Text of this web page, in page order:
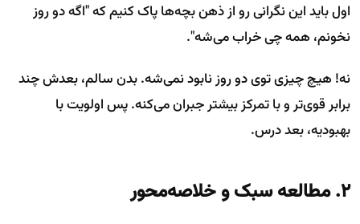
اول باید این نگرانی رو از ذهن بچه‌ها پاک کنیم که "اگه دو روز
نخونم، همه چی خراب می‌شه".
نه! هیچ چیزی توی دو روز نابود نمی‌شه. بدن سالم، بعدش چند
برابر قوی‌تر و با تمرکز بیشتر جبران می‌کنه. پس اولویت با
بهبودیه، بعد درس.
۲. مطالعه سبک و خلاصه‌محور